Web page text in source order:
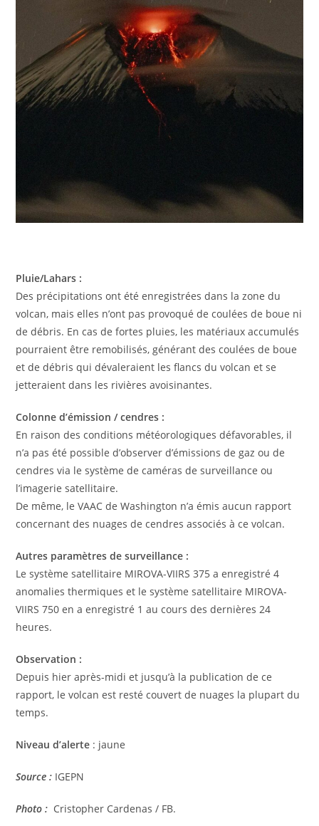
Pluie/Lahars :
Des précipitations ont été enregistrées dans la zone du
volcan, mais elles n’ont pas provoqué de coulées de boue ni
de débris. En cas de fortes pluies, les matériaux accumulés
pourraient être remobilisés, générant des coulées de boue
et de débris qui dévaleraient les flancs du volcan et se
jetteraient dans les rivières avoisinantes.
Colonne d’émission / cendres :
En raison des conditions météorologiques défavorables, il
n’a pas été possible d’observer d’émissions de gaz ou de
cendres via le système de caméras de surveillance ou
l’imagerie satellitaire.
De même, le VAAC de Washington n’a émis aucun rapport
concernant des nuages ​​de cendres associés à ce volcan.
Autres paramètres de surveillance :
Le système satellitaire MIROVA-VIIRS 375 a enregistré 4
anomalies thermiques et le système satellitaire MIROVA-
VIIRS 750 en a enregistré 1 au cours des dernières 24
heures.
Observation :
Depuis hier après-midi et jusqu’à la publication de ce
rapport, le volcan est resté couvert de nuages ​​la plupart du
temps.
Niveau d’alerte : jaune
Source : IGEPN
Photo : Cristopher Cardenas / FB.